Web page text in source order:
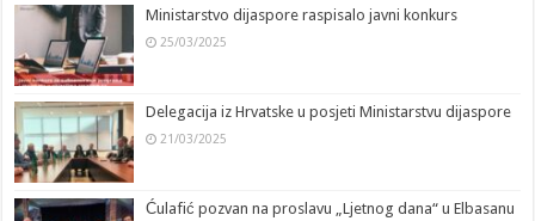
Ministarstvo dijaspore raspisalo javni konkurs
25/03/2025
Delegacija iz Hrvatske u posjeti Ministarstvu dijaspore
21/03/2025
Ćulafić pozvan na proslavu „Ljetnog dana“ u Elbasanu